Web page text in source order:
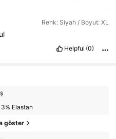
Renk: Siyah / Boyut: XL
Helpful (0)
Elastan
göster